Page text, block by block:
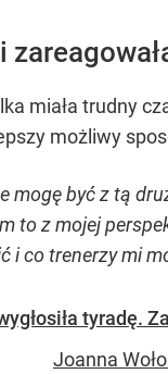
miała trudny
możliwy
mogę być z tą
to z mojej
i co trenerzy mi
tyradę.
Joanna